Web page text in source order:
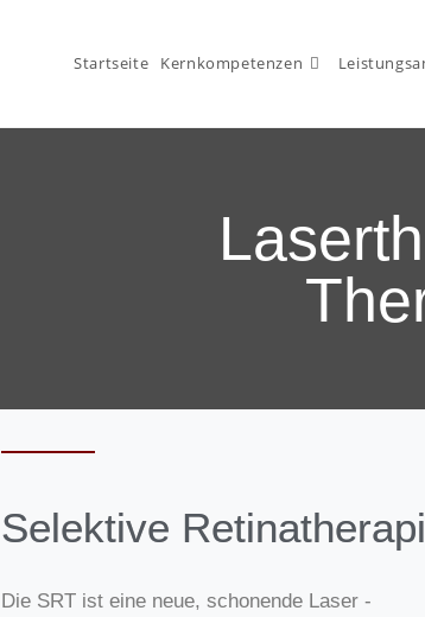
Startseite Kernkompetenzen
Selektive
Die SRT ist eine neue, schonende Laser -